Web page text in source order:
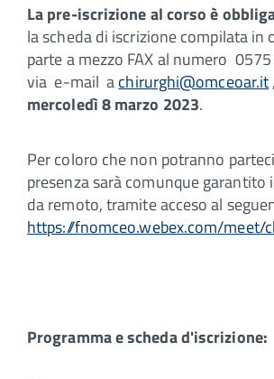
La pre-iscrizione al corso è
la scheda di iscrizione compilata in
parte a mezzo FAX al numero
via e-mail achirurghi@omceoar.it
mercoledì 8 marzo 2023.
Per coloro che non potranno
presenza sarà comunque garantito
da remoto, tramite acceso al
https://fnomceo.webex.com/meet/
Programma e scheda d'iscrizione: